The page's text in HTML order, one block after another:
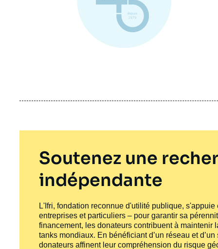
Soutenez une
indépendante
L'Ifri, fondation reconnue d'utilité publique,
entreprises et particuliers – pour garantir sa
financement, les donateurs contribuent à maintenir
tanks mondiaux. En bénéficiant d’un réseau et
donateurs affinent leur compréhension du risque